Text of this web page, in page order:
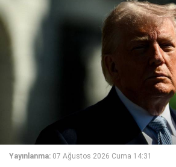
Yayınlanma: 07 Ağustos 2026 Cuma 14:31